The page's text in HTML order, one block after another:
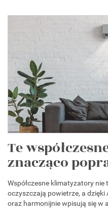
Te
znacząco
Współczesne klimatyzatory nie
oczyszczają powietrze, a
oraz harmonijnie wpisują się w